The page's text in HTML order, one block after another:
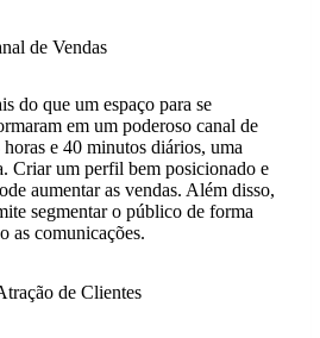
de Vendas
do que um espaço para se
em um poderoso canal de
e 40 minutos diários, uma
Criar um perfil bem posicionado e
aumentar as vendas. Além disso,
segmentar o público de forma
as comunicações.
de Clientes